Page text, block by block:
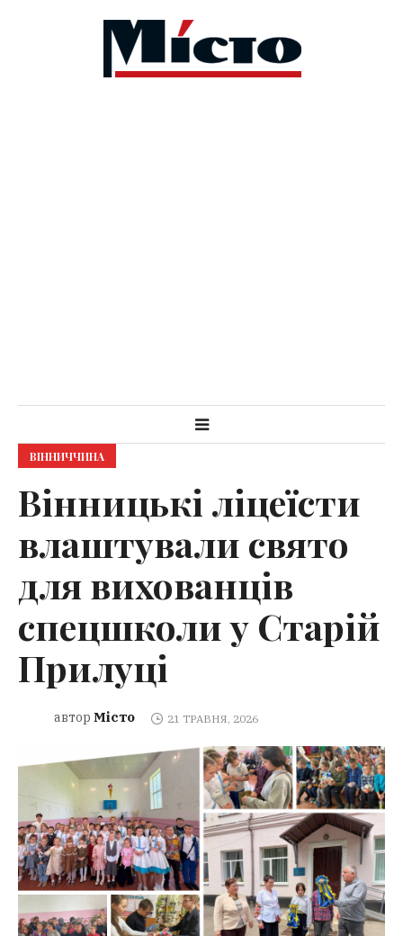
ВІННИЧЧИНА
Вінницькі ліцеїсти
влаштували свято
для вихованців
спецшколи у Старій
Прилуці
автор Місто 21 ТРАВНЯ, 2026